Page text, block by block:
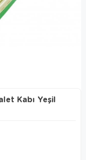
Kabı Yeşil